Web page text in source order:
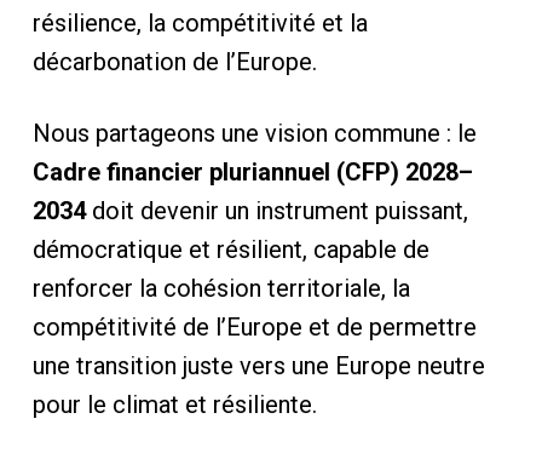
résilience, la compétitivité et la
décarbonation de l’Europe.
Nous partageons une vision commune : le
Cadre financier pluriannuel (CFP) 2028–
2034doit devenir un instrument puissant,
démocratique et résilient, capable de
renforcer la cohésion territoriale, la
compétitivité de l’Europe et de permettre
une transition juste vers une Europe neutre
pour le climat et résiliente.